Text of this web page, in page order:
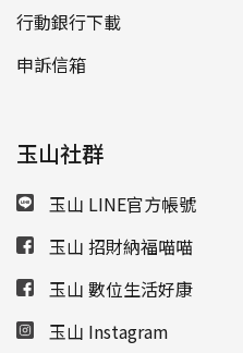
行動銀行下載
申訴信箱
玉山社群
玉山 LINE官方帳號
玉山 招財納福喵喵
玉山 數位生活好康
玉山 Instagram